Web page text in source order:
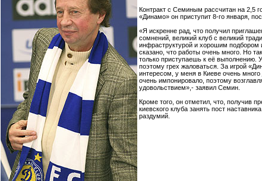
Контракт с Семиным рассчитан на 2,5
«Динамо» он приступит 8-го января,
«Я искренне рад, что получил
сомнений, великий клуб с великий
инфраструктурой и хорошим подбором
сказано, что работы очень много. Но
только приступаешь к её выполнению.
поэтому грех жаловаться. За игрой
интересом, у меня в Киеве очень
очень импонировало, поэтому
удовольствием»,- заявил Семин.
Кроме того, он отметил, что, получив
киевского клуба занять пост
раздумий.